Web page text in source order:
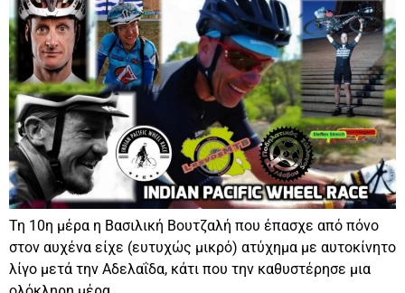
Τη 10η μέρα η Βασιλική Βουτζαλή που έπασχε από πόνο
στον αυχένα είχε (ευτυχώς μικρό) ατύχημα με αυτοκίνητο
λίγο μετά την Αδελαΐδα, κάτι που την καθυστέρησε μια